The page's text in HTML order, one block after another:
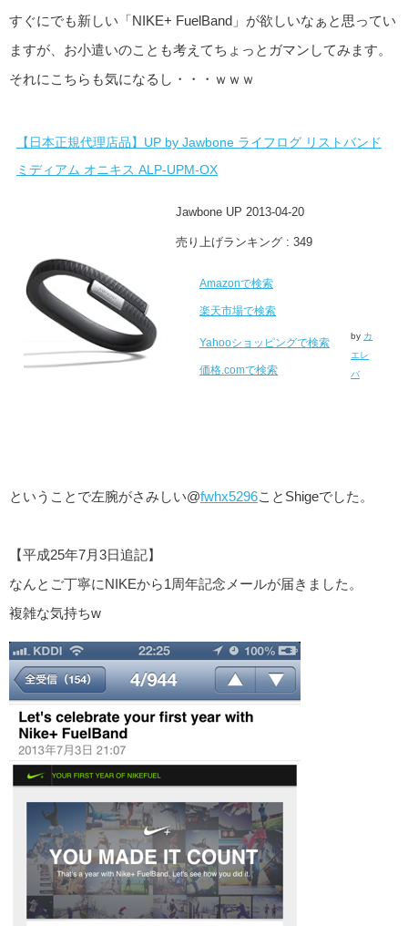
すぐにでも新しい「NIKE+ FuelBand」が欲しいなぁと思ってい
ますが、お小遣いのことも考えてちょっとガマンしてみます。
それにこちらも気になるし・・・ｗｗｗ
【日本正規代理店品】UP by Jawbone ライフログ リストバンド
ミディアム オニキス ALP-UPM-OX
Jawbone UP 2013-04-20
売り上げランキング : 349
Amazonで検索
楽天市場で検索
Yahooショッピングで検索
価格.comで検索
by カ
エレ
バ
ということで左腕がさみしい@fwhx5296ことShigeでした。
【平成25年7月3日追記】
なんとご丁寧にNIKEから1周年記念メールが届きました。
複雑な気持ちw